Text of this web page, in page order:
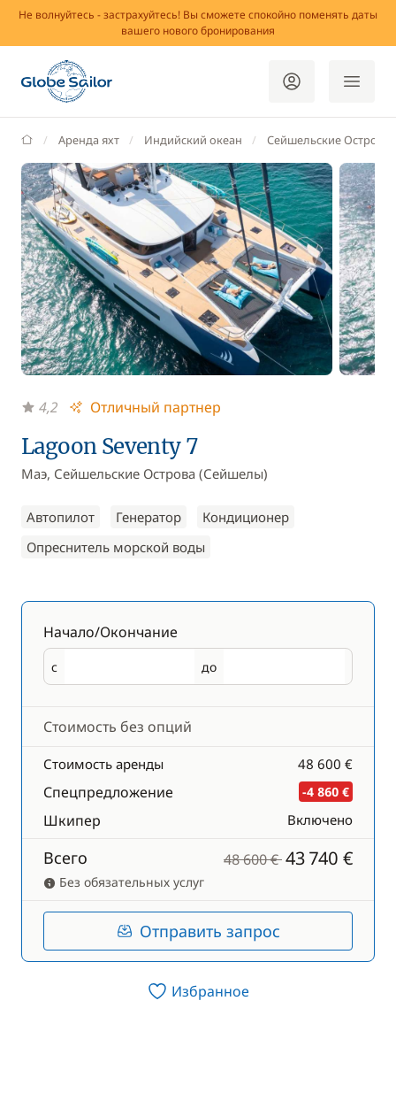
Не волнуйтесь - застрахуйтесь! Вы сможете спокойно поменять даты
вашего нового бронирования
GlobeSailor
Аренда яхт Индийский океан Сейшельские Острова
Lagoon Seventy 7
Маэ, Сейшельские Острова (Сейшелы)
Автопилот Генератор
Кондиционер
Опреснитель морской воды
4,2 Отличный партнер
Начало/Окончание
с
Начало до
Окончание
Стоимость без опций
Стоимость аренды 48 600 €
Спецпредложение -4 860 €
Шкипер Включено
Всего 48 600 €43 740 €
Без обязательных услуг
Отправить запрос
Избранное